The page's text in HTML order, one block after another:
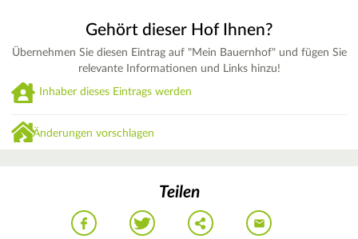
Gehört dieser Hof Ihnen?
Übernehmen Sie diesen Eintrag auf "Mein Bauernhof" und fügen Sie
relevante Informationen und Links hinzu!
Inhaber dieses Eintrags werden
Änderungen vorschlagen
Teilen